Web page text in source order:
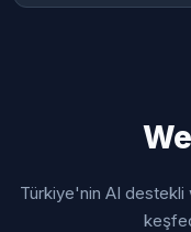
Türkiye'nin AI